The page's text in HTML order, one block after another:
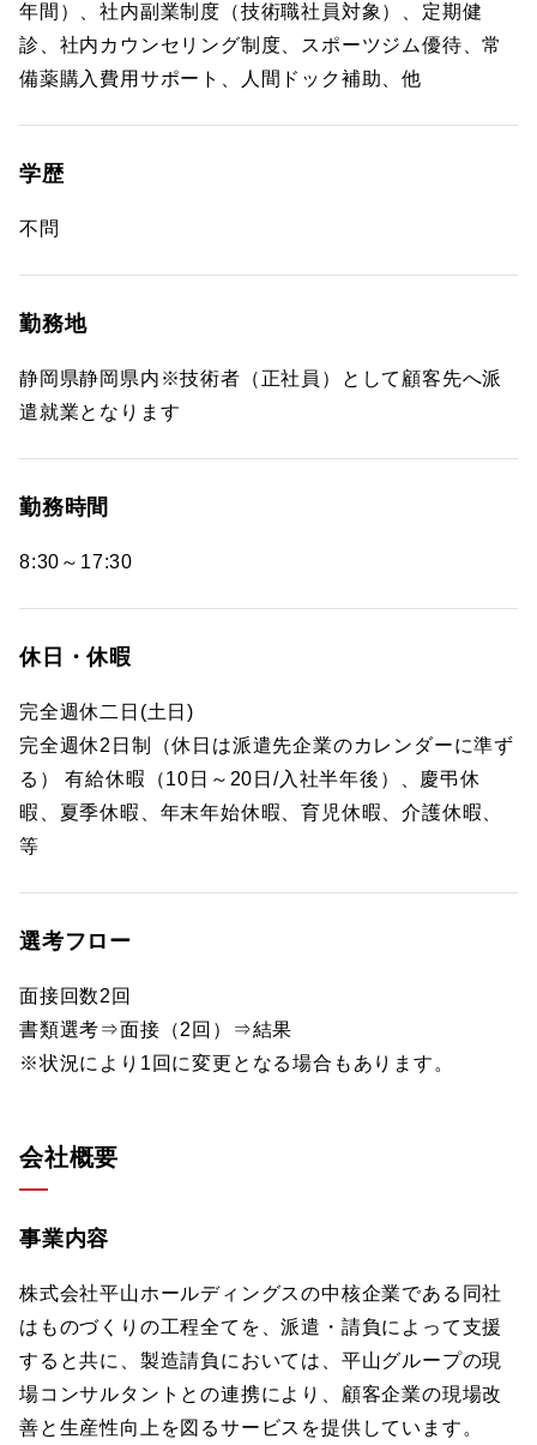
年間）、社内副業制度（技術職社員対象）、定期健
診、社内カウンセリング制度、スポーツジム優待、常
備薬購入費用サポート、人間ドック補助、他
学歴
不問
勤務地
静岡県静岡県内※技術者（正社員）として顧客先へ派
遣就業となります
勤務時間
8:30～17:30
休日・休暇
完全週休二日(土日)
完全週休2日制（休日は派遣先企業のカレンダーに準ず
る） 有給休暇（10日～20日/入社半年後）、慶弔休
暇、夏季休暇、年末年始休暇、育児休暇、介護休暇、
等
選考フロー
面接回数2回
書類選考⇒面接（2回）⇒結果
※状況により1回に変更となる場合もあります。
会社概要
事業内容
株式会社平山ホールディングスの中核企業である同社
はものづくりの工程全てを、派遣・請負によって支援
すると共に、製造請負においては、平山グループの現
場コンサルタントとの連携により、顧客企業の現場改
善と生産性向上を図るサービスを提供しています。